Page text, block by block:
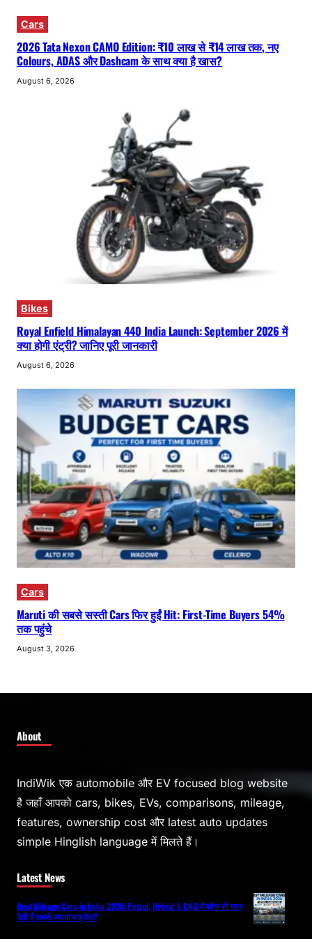
Cars
2026 Tata Nexon CAMO Edition: ₹10 लाख से ₹14 लाख तक, नए
Colours, ADAS और Dashcam के साथ क्या है खास?
August 6, 2026
Bikes
Royal Enfield Himalayan 440 India Launch: September 2026 में
क्या होगी एंट्री? जानिए पूरी जानकारी
August 6, 2026
Cars
Maruti की सबसे सस्ती Cars फिर हुईं Hit: First-Time Buyers 54%
तक पहुंचे
August 3, 2026
About
IndiWik एक automobile और EV focused blog website
है जहाँ आपको cars, bikes, EVs, comparisons, mileage,
features, ownership cost और latest auto updates
simple Hinglish language में मिलते हैं।
Latest News
Best Mileage Cars in India 2026: Petrol, Hybrid & CNG में कौन सी कार
देती है सबसे ज्यादा माइलेज?